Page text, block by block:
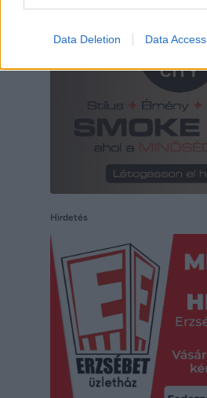
Data Deletion Data Access
Hirdetés